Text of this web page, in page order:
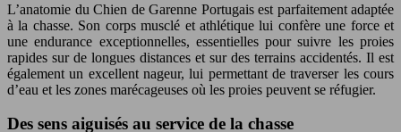
L’anatomie du Chien de Garenne Portugais est parfaitement adaptée
à la chasse. Son corps musclé et athlétique lui confère une force et
une endurance exceptionnelles, essentielles pour suivre les proies
rapides sur de longues distances et sur des terrains accidentés. Il est
également un excellent nageur, lui permettant de traverser les cours
d’eau et les zones marécageuses où les proies peuvent se réfugier.
Des sens aiguisés au service de la chasse